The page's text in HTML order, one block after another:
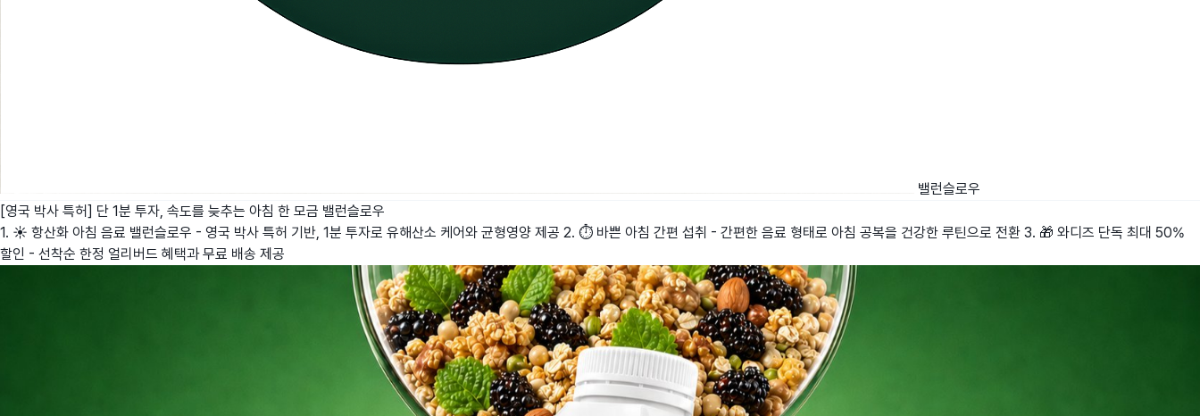
밸런슬로우
[영국 박사 특허] 단 1분 투자, 속도를 늦추는 아침 한 모금 밸런슬로우
1. ☀️ 항산화 아침 음료 밸런슬로우 - 영국 박사 특허 기반, 1분 투자로 유해산소 케어와 균형영양 제공 2. ⏱️ 바쁜 아침 간편 섭취 - 간편한 음료 형태로 아침 공복을 건강한 루틴으로 전환 3. 🎁 와디즈 단독 최대 50%
할인 - 선착순 한정 얼리버드 혜택과 무료 배송 제공